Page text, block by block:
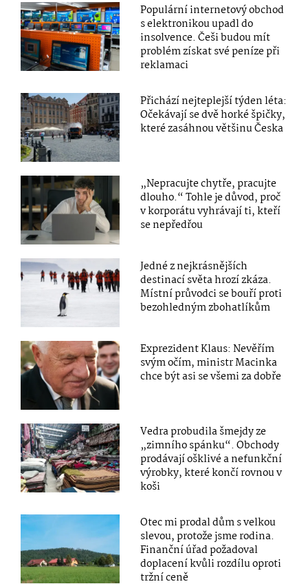
Populární internetový obchod
s elektronikou upadl do
insolvence. Češi budou mít
problém získat své peníze při
reklamaci
Přichází nejteplejší týden léta:
Očekávají se dvě horké špičky,
které zasáhnou většinu Česka
„Nepracujte chytře, pracujte
dlouho.“ Tohle je důvod, proč
v korporátu vyhrávají ti, kteří
se nepředřou
Jedné z nejkrásnějších
destinací světa hrozí zkáza.
Místní průvodci se bouří proti
bezohledným zbohatlíkům
Exprezident Klaus: Nevěřím
svým očím, ministr Macinka
chce být asi se všemi za dobře
Vedra probudila šmejdy ze
„zimního spánku“. Obchody
prodávají ošklivé a nefunkční
výrobky, které končí rovnou v
koši
Otec mi prodal dům s velkou
slevou, protože jsme rodina.
Finanční úřad požadoval
doplacení kvůli rozdílu oproti
tržní ceně